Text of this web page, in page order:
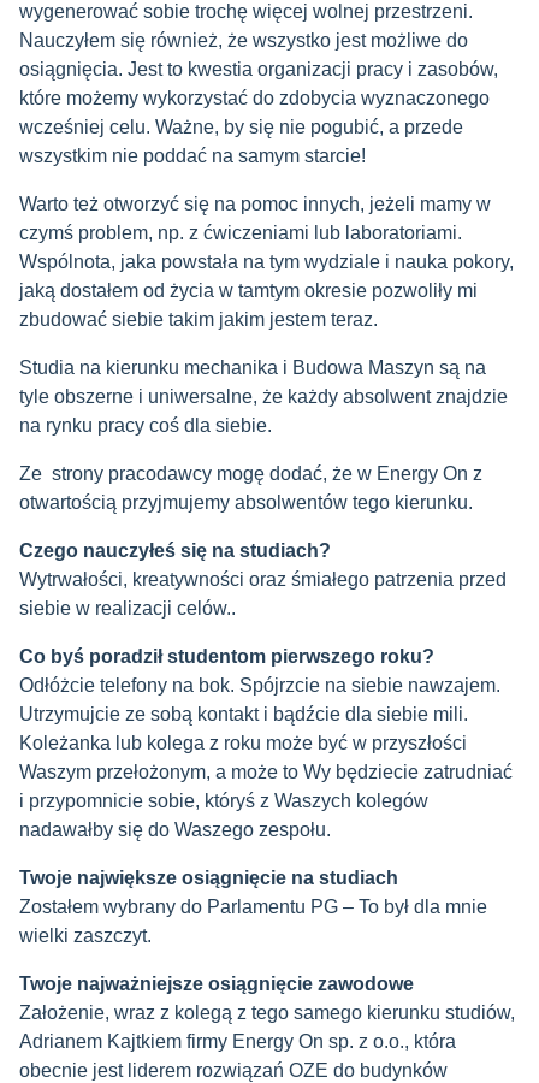
wygenerować sobie trochę więcej wolnej przestrzeni.
Nauczyłem się również, że wszystko jest możliwe do
osiągnięcia. Jest to kwestia organizacji pracy i zasobów,
które możemy wykorzystać do zdobycia wyznaczonego
wcześniej celu. Ważne, by się nie pogubić, a przede
wszystkim nie poddać na samym starcie!
Warto też otworzyć się na pomoc innych, jeżeli mamy w
czymś problem, np. z ćwiczeniami lub laboratoriami.
Wspólnota, jaka powstała na tym wydziale i nauka pokory,
jaką dostałem od życia w tamtym okresie pozwoliły mi
zbudować siebie takim jakim jestem teraz.
Studia na kierunku mechanika i Budowa Maszyn są na
tyle obszerne i uniwersalne, że każdy absolwent znajdzie
na rynku pracy coś dla siebie.
Ze strony pracodawcy mogę dodać, że w Energy On z
otwartością przyjmujemy absolwentów tego kierunku.
Czego nauczyłeś się na studiach?
Wytrwałości, kreatywności oraz śmiałego patrzenia przed
siebie w realizacji celów..
Co byś poradził studentom pierwszego roku?
Odłóżcie telefony na bok. Spójrzcie na siebie nawzajem.
Utrzymujcie ze sobą kontakt i bądźcie dla siebie mili.
Koleżanka lub kolega z roku może być w przyszłości
Waszym przełożonym, a może to Wy będziecie zatrudniać
i przypomnicie sobie, któryś z Waszych kolegów
nadawałby się do Waszego zespołu.
Twoje największe osiągnięcie na studiach
Zostałem wybrany do Parlamentu PG – To był dla mnie
wielki zaszczyt.
Twoje najważniejsze osiągnięcie zawodowe
Założenie, wraz z kolegą z tego samego kierunku studiów,
Adrianem Kajtkiem firmy Energy On sp. z o.o., która
obecnie jest liderem rozwiązań OZE do budynków